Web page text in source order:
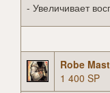
- Увеличивает
Robe
1 400 SP